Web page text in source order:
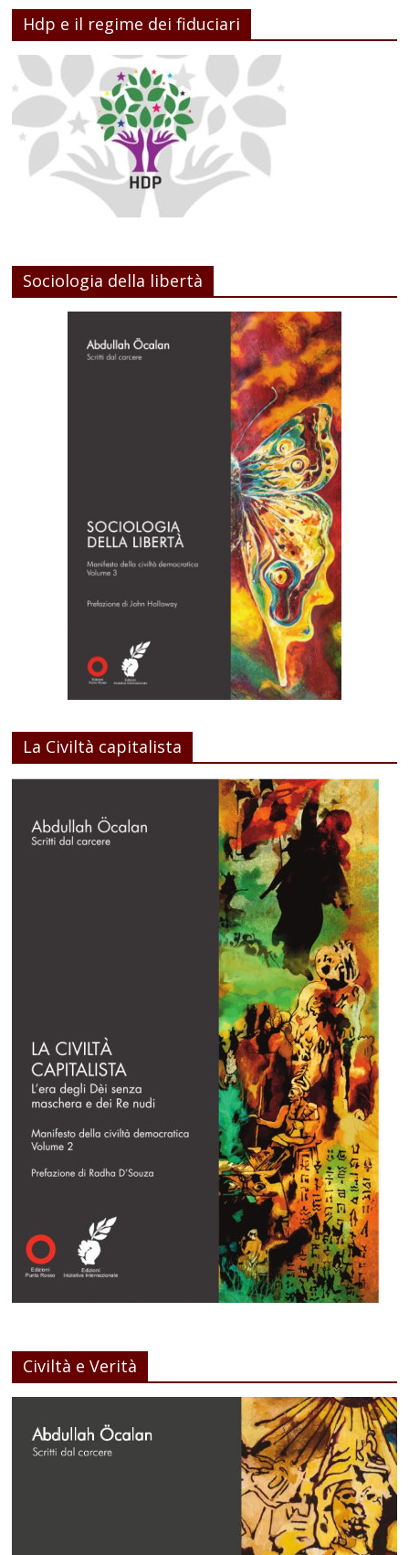
Hdp e il regime dei fiduciari
Sociologia della libertà
La Civiltà capitalista
Civiltà e Verità